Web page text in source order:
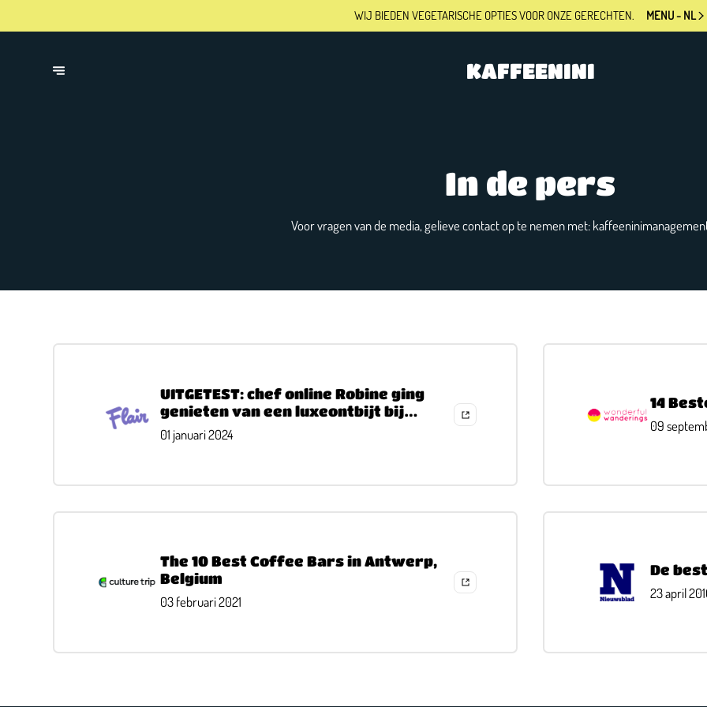
WIJ BIEDEN VEGETARISCHE OPTIESVOOR ONZE GERECHTEN. MENU - NL
KAFFEENINI
In de pers
Voor vragen van de media, gelieve contact op te nemen met:
UITGETEST: chef online Robine ging
genieten van een luxeontbijt bij
Kaffeenini in Antwerpen
01 januari 2024
14
09
The 10 Best Coffee Bars in Antwerp,
Belgium
03 februari 2021
De
23 april